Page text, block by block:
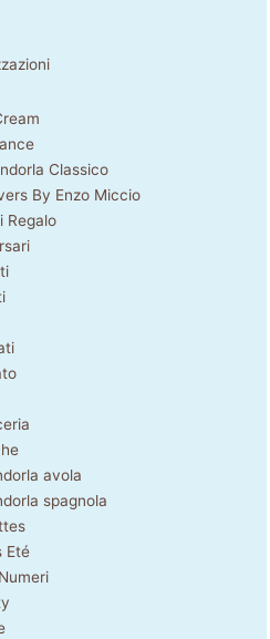
Classico
By Enzo Miccio
Regalo
avola
spagnola
Eté